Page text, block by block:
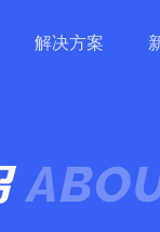
解决方案